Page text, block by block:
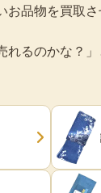
お品物を買取
れるのかな？